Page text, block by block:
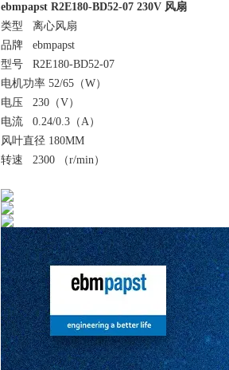
ebmpapst R2E180-BD52-07 230V 风扇
类型 离心风扇
品牌 ebmpapst
型号R2E180-BD52-07
电机功率 52/65（W）
电压 230（V）
电流 0.24/0.3（A）
风叶直径 180MM
转速 2300 （r/min）